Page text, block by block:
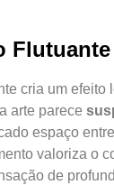
Flutuante
cria um efeito
arte parece
espaço
valoriza o
de